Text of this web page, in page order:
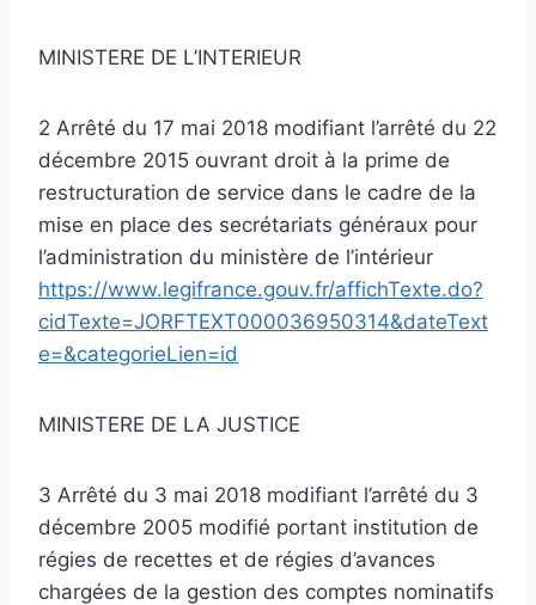
MINISTERE DE L’INTERIEUR
2 Arrêté du 17 mai 2018 modifiant l’arrêté du 22
décembre 2015 ouvrant droit à la prime de
restructuration de service dans le cadre de la
mise en place des secrétariats généraux pour
l’administration du ministère de l’intérieur
https://www.legifrance.gouv.fr/affichTexte.do?
cidTexte=JORFTEXT000036950314&dateText
e=&categorieLien=id
MINISTERE DE LA JUSTICE
3 Arrêté du 3 mai 2018 modifiant l’arrêté du 3
décembre 2005 modifié portant institution de
régies de recettes et de régies d’avances
chargées de la gestion des comptes nominatifs